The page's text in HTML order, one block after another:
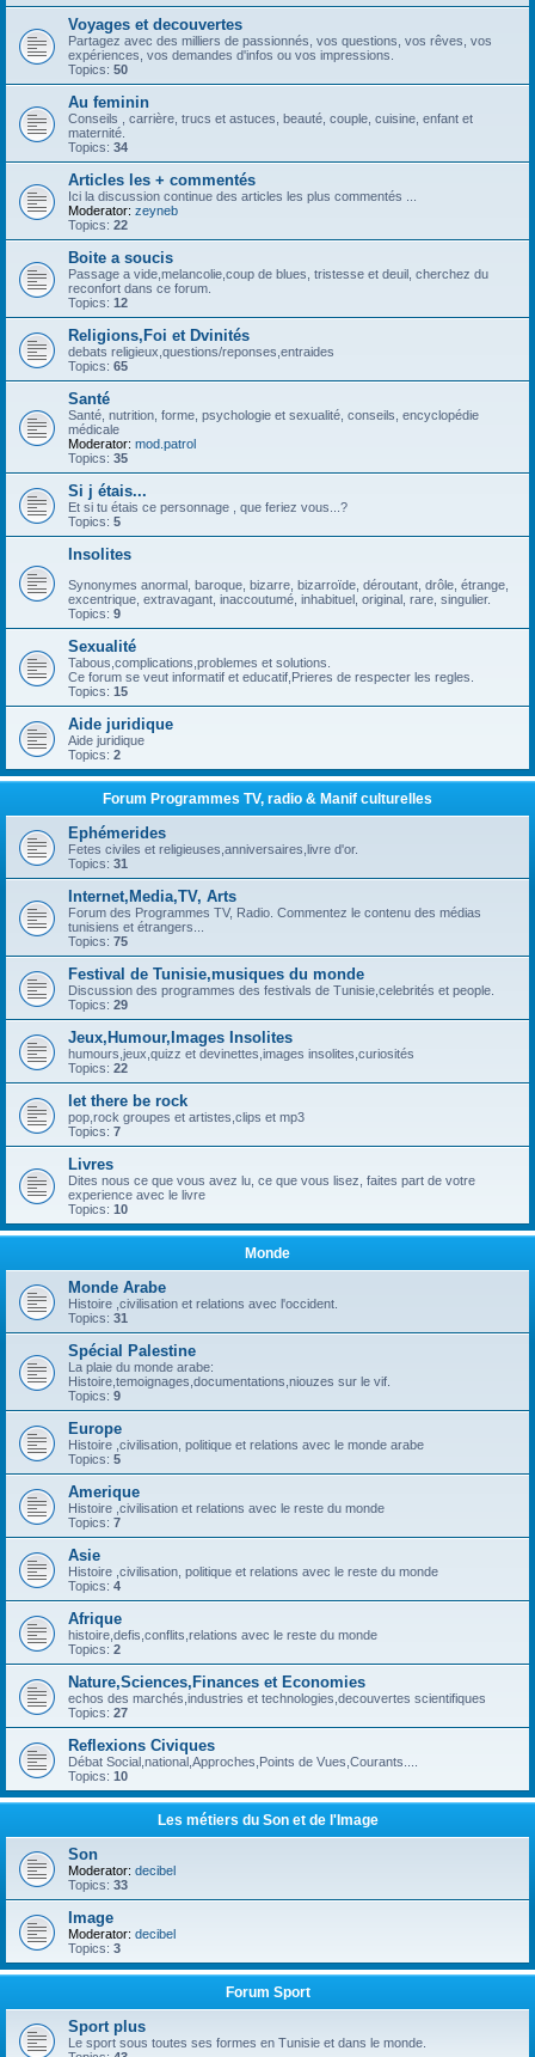
Voyages et decouvertes
Partagez avec des milliers de passionnés, vos questions, vos rêves, vos
expériences, vos demandes d'infos ou vos impressions.
Topics: 50
Au feminin
Conseils , carrière, trucs et astuces, beauté, couple, cuisine, enfant et
maternité.
Topics: 34
Articles les + commentés
Ici la discussion continue des articles les plus commentés ...
Moderator: zeyneb
Topics: 22
Boite a soucis
Passage a vide,melancolie,coup de blues, tristesse et deuil, cherchez du
reconfort dans ce forum.
Topics: 12
Religions,Foi et Dvinités
debats religieux,questions/reponses,entraides
Topics: 65
Santé
Santé, nutrition, forme, psychologie et sexualité, conseils, encyclopédie
médicale
Moderator: mod.patrol
Topics: 35
Si j étais...
Et si tu étais ce personnage , que feriez vous...?
Topics: 5
Insolites
Synonymes anormal, baroque, bizarre, bizarroïde, déroutant, drôle, étrange,
excentrique, extravagant, inaccoutumé, inhabituel, original, rare, singulier.
Topics: 9
Sexualité
Tabous,complications,problemes et solutions.
Ce forum se veut informatif et educatif,Prieres de respecter les regles.
Topics: 15
Aide juridique
Aide juridique
Topics: 2
Forum Programmes TV, radio & Manif culturelles
Ephémerides
Fetes civiles et religieuses,anniversaires,livre d'or.
Topics: 31
Internet,Media,TV, Arts
Forum des Programmes TV, Radio. Commentez le contenu des médias
tunisiens et étrangers...
Topics: 75
Festival de Tunisie,musiques du monde
Discussion des programmes des festivals de Tunisie,celebrités et people.
Topics: 29
Jeux,Humour,Images Insolites
humours,jeux,quizz et devinettes,images insolites,curiosités
Topics: 22
let there be rock
pop,rock groupes et artistes,clips et mp3
Topics: 7
Livres
Dites nous ce que vous avez lu, ce que vous lisez, faites part de votre
experience avec le livre
Topics: 10
Monde
Monde Arabe
Histoire ,civilisation et relations avec l'occident.
Topics: 31
Spécial Palestine
La plaie du monde arabe:
Histoire,temoignages,documentations,niouzes sur le vif.
Topics: 9
Europe
Histoire ,civilisation, politique et relations avec le monde arabe
Topics: 5
Amerique
Histoire ,civilisation et relations avec le reste du monde
Topics: 7
Asie
Histoire ,civilisation, politique et relations avec le reste du monde
Topics: 4
Afrique
histoire,defis,conflits,relations avec le reste du monde
Topics: 2
Nature,Sciences,Finances et Economies
echos des marchés,industries et technologies,decouvertes scientifiques
Topics: 27
Reflexions Civiques
Débat Social,national,Approches,Points de Vues,Courants....
Topics: 10
Les métiers du Son et de l'Image
Son
Moderator: decibel
Topics: 33
Image
Moderator: decibel
Topics: 3
Forum Sport
Sport plus
Le sport sous toutes ses formes en Tunisie et dans le monde.